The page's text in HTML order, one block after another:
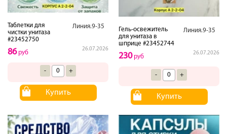
Таблетки для
чистки унитаза
#23452750
Линия.9-35
26.07.2026
86руб
- +
Купить
Гель-освежитель
для унитаза в
шприце #23452744
Линия.9-35
26.07.2026
230руб
- +
Купить